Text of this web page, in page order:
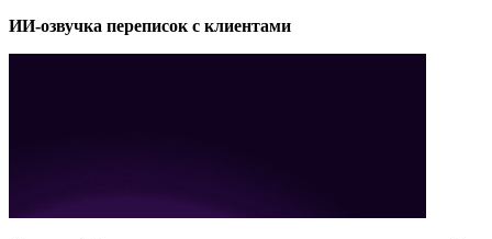
ИИ-озвучка переписок с клиентами